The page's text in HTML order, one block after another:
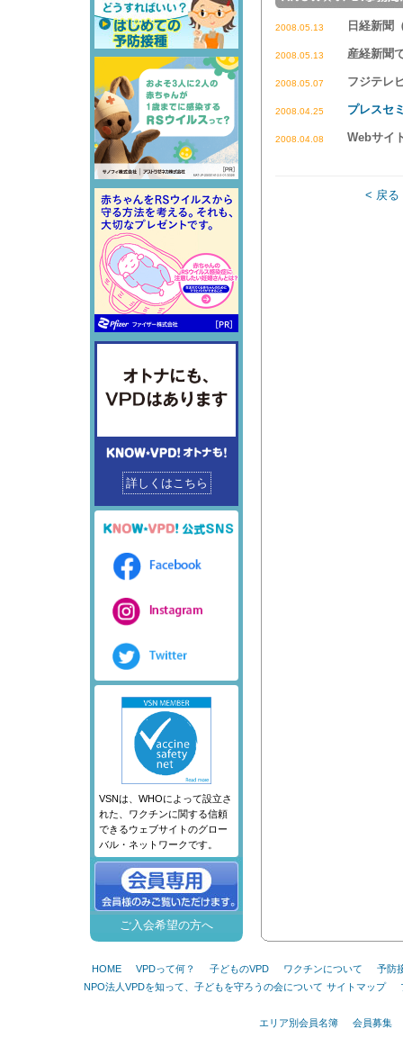
2008.05.13 日経新聞
2008.05.13 産経新聞
2008.05.07 フジテレ
2008.04.25 プレスセ
2008.04.08 Webサイ
< 戻る
詳しくはこちら
VSNは、WHOによって設立さ
れた、ワクチンに関する信頼
できるウェブサイトのグロー
バル・ネットワークです。
ご入会希望の方へ
HOME VPDって何？ 子どものVPD ワクチンについて
予防
NPO法人VPDを知って、子どもを守ろうの会について サイトマップ
エリア別会員名簿 会員募集